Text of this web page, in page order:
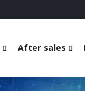
After sales